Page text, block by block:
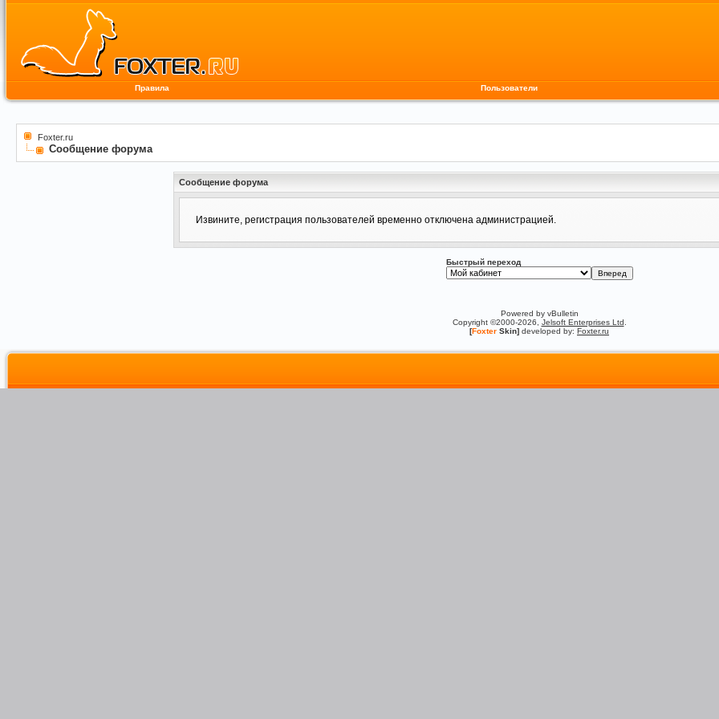
Правила Пользователи
Foxter.ru
Сообщение форума
Сообщение форума
Извините, регистрация пользователей временно отключена администрацией.
Быстрый переход
Powered by vBulletin
Copyright ©2000-2026, Jelsoft Enterprises Ltd
[Foxter Skin] developed by: Foxter.ru